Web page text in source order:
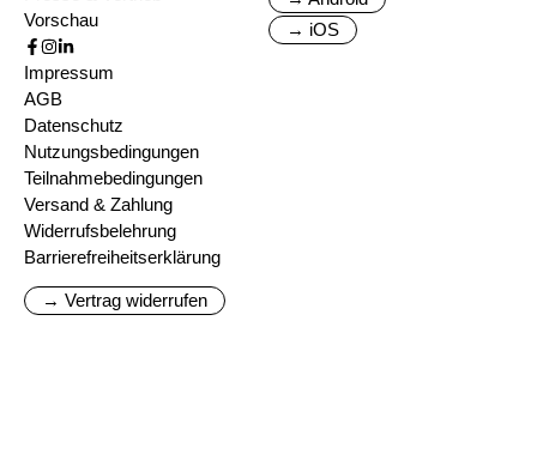
Vorschau
→ iOS
Impressum
AGB
Datenschutz
Nutzungsbedingungen
Teilnahmebedingungen
Versand & Zahlung
Widerrufsbelehrung
Barrierefreiheitserklärung
→ Vertrag widerrufen